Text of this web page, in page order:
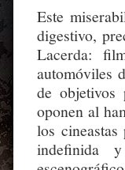
Este
digestivo,
Lacerda:
automóviles
de objetivos
oponen al
los
indefinida